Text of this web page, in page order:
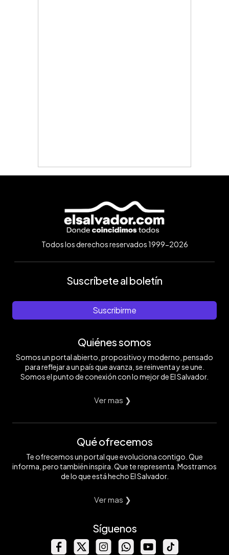
Todos los derechos reservados 1999-2026
Suscríbete al boletín
Suscribirme
Quiénes somos
Somos un portal abierto, propositivo y moderno, pensado
para reflejar a un país que avanza, se reinventa y se une.
Somos el punto de conexión con lo mejor de El Salvador.
Ver mas ❯
Qué ofrecemos
Te ofrecemos un portal que evoluciona contigo. Que
informa, pero también inspira. Que te representa. Mostramos
de lo que está hecho El Salvador.
Ver mas ❯
Síguenos